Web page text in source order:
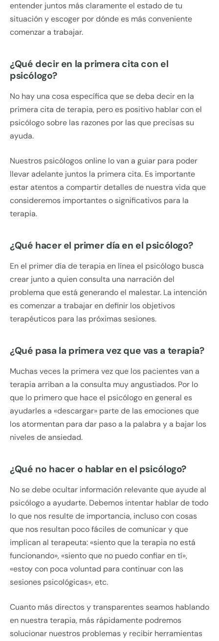
entender juntos más claramente el estado de tu
situación y escoger por dónde es más conveniente
comenzar a trabajar.
¿Qué decir en la primera cita con el
psicólogo?
No hay una cosa específica que se deba decir en la
primera cita de terapia, pero es positivo hablar con el
psicólogo sobre las razones por las que precisas su
ayuda.
Nuestros psicólogos online lo van a guiar para poder
llevar adelante juntos la primera cita. Es importante
estar atentos a compartir detalles de nuestra vida que
consideremos importantes o significativos para la
terapia.
¿Qué hacer el primer día en el psicólogo?
En el primer día de terapia en línea el psicólogo busca
crear junto a quien consulta una narración del
problema que está generando el malestar. La intención
es comenzar a trabajar en definir los objetivos
terapéuticos para las próximas sesiones.
¿Qué pasa la primera vez que vas a terapia?
Muchas veces la primera vez que los pacientes van a
terapia arriban a la consulta muy angustiados. Por lo
que lo primero que hace el psicólogo en general es
ayudarles a «descargar» parte de las emociones que
los atormentan para dar paso a la palabra y a bajar los
niveles de ansiedad.
¿Qué no hacer o hablar en el psicólogo?
No se debe ocultar información relevante que ayude al
psicólogo a ayudarte. Debemos intentar hablar de todo
lo que nos resulte de importancia, incluso con cosas
que nos resultan poco fáciles de comunicar y que
implican al terapeuta: «siento que la terapia no está
funcionando», «siento que no puedo confiar en tí»,
«estoy con poca voluntad para continuar con las
sesiones psicológicas», etc.
Cuanto más directos y transparentes seamos hablando
en nuestra terapia, más rápidamente podremos
solucionar nuestros problemas y recibir herramientas